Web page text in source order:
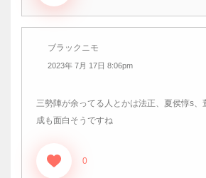
ブラックニモ
2023年 7月 17日 8:06pm
三勢陣が余ってる人とかは法正、夏侯惇s、
成も面白そうですね
0